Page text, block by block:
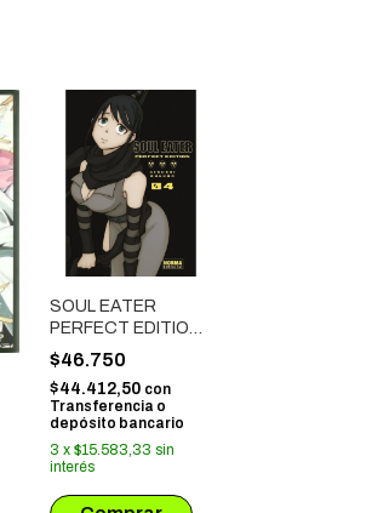
SOUL EATER
PERFECT EDITION
# 04
$46.750
$44.412,50 con
Transferencia o
depósito bancario
3 x $15.583,33 sin
interés